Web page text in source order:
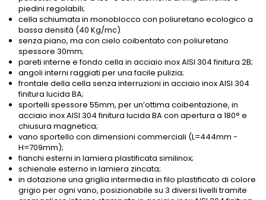
piedini regolabili;
cella schiumata in monoblocco con poliuretano ecologico a
bassa densità (40 Kg/mc)
senza piano, ma con cielo coibentato con poliuretano
spessore 30mm;
pareti interne e fondo cella in acciaio inox AISI 304 finitura 2B;
angoli interni raggiati per una facile pulizia;
frontale della cella senza interruzioni in acciaio inox AISI 304
finitura lucida BA;
sportelli spessore 55mm, per un’ottima coibentazione, in
acciaio inox AISI 304 finitura lucida BA con apertura a 180° e
chiusura magnetica;
vano sportello con dimensioni commerciali (L=444mm -
H=709mm);
fianchi esterni in lamiera plastificata similinox;
schienale esterno in lamiera zincata;
in dotazione una griglia intermedia in filo plastificato di colore
grigio per ogni vano, posizionabile su 3 diversi livelli tramite